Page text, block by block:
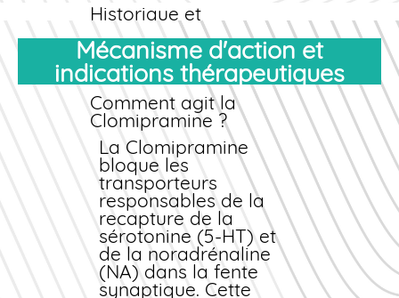
Historique et
développement
Mise au point dans les
années 1960, la
Clomipramine a
révolutionné la prise
en charge
psychiatrique. Elle
reste aujourd'hui un
médicament de
référence, notamment
pour le TOC résistant
aux inhibiteurs
sélectifs de la
recapture de la
sérotonine (ISRS). Sa
Mécanisme d'action et
indications thérapeutiques
Comment agit la
Clomipramine ?
La Clomipramine
bloque les
transporteurs
responsables de la
recapture de la
sérotonine (5-HT) et
de la noradrénaline
(NA) dans la fente
synaptique. Cette